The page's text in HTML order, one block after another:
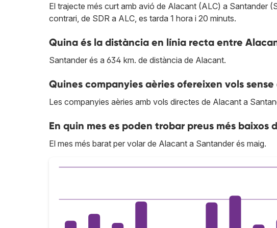
El trajecte més curt amb avió de Alacant (ALC) a Santander
contrari, de SDR a ALC, es tarda 1 hora i 20 minuts.
Quina és la distància en línia recta entre
Santander és a 634 km. de distància de Alacant.
Quines companyies aèries ofereixen vols
Les companyies aèries amb vols directes de Alacant a
En quin mes es poden trobar preus més baixos
El mes més barat per volar de Alacant a Santander és maig.